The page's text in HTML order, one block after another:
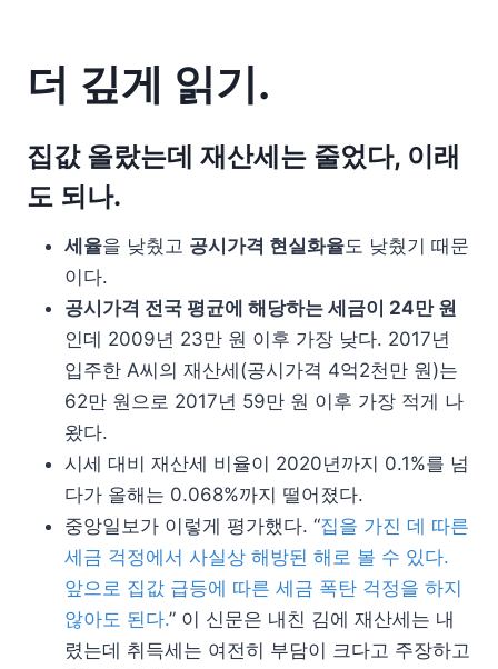
더 깊게 읽기.
집값 올랐는데 재산세는 줄었다, 이래
도 되나.
세율을 낮췄고 공시가격 현실화율도 낮췄기 때문
이다.
공시가격 전국 평균에 해당하는 세금이 24만 원
인데 2009년 23만 원 이후 가장 낮다. 2017년
입주한 A씨의 재산세(공시가격 4억2천만 원)는
62만 원으로 2017년 59만 원 이후 가장 적게 나
왔다.
시세 대비 재산세 비율이 2020년까지 0.1%를 넘
다가 올해는 0.068%까지 떨어졌다.
중앙일보가 이렇게 평가했다. “집을 가진 데 따른
세금 걱정에서 사실상 해방된 해로 볼 수 있다.
앞으로 집값 급등에 따른 세금 폭탄 걱정을 하지
않아도 된다.” 이 신문은 내친 김에 재산세는 내
렸는데 취득세는 여전히 부담이 크다고 주장하고